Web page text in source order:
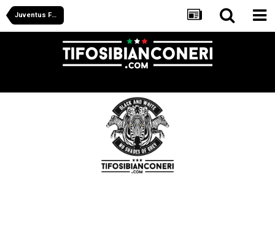
Juventus Forum